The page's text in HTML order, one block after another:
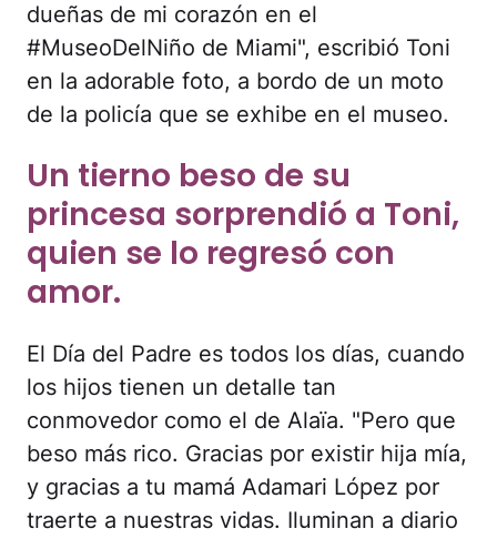
dueñas de mi corazón en el
#MuseoDelNiño de Miami", escribió Toni
en la adorable foto, a bordo de un moto
de la policía que se exhibe en el museo.
Un tierno beso de su
princesa sorprendió a Toni,
quien se lo regresó con
amor.
El Día del Padre es todos los días, cuando
los hijos tienen un detalle tan
conmovedor como el de Alaïa. "Pero que
beso más rico. Gracias por existir hija mía,
y gracias a tu mamá Adamari López por
traerte a nuestras vidas. Iluminan a diario